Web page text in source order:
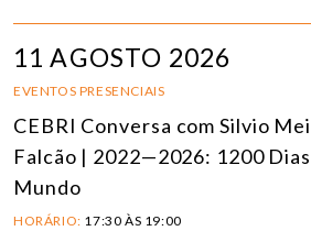
11 AGOSTO 2026
EVENTOS PRESENCIAIS
CEBRI Conversa com Silvio
Falcão | 2022—2026: 1200
Mundo
HORÁRIO: 17:30 ÀS 19:00